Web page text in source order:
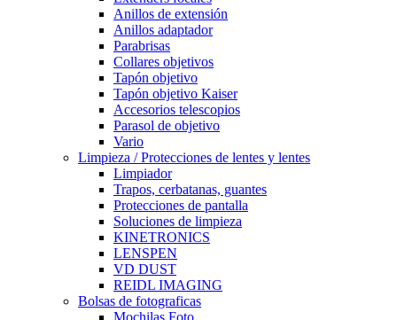
Anillos de extensión
Anillos adaptador
Parabrisas
Collares objetivos
Tapón objetivo
Tapón objetivo Kaiser
Accesorios telescopios
Parasol de objetivo
Vario
Limpieza / Protecciones de lentes y lentes
Limpiador
Trapos, cerbatanas, guantes
Protecciones de pantalla
Soluciones de limpieza
KINETRONICS
LENSPEN
VD DUST
REIDL IMAGING
Bolsas de fotograficas
Mochilas Foto